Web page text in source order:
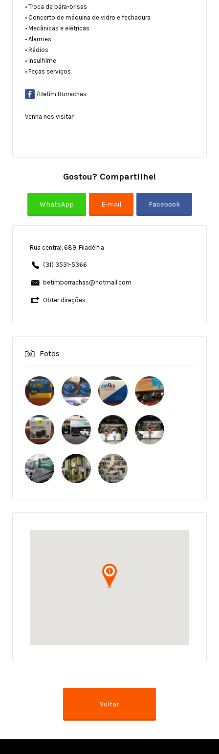
• Troca de pára-brisas
• Concerto de máquina de vidro e fechadura
• Mecânicas e elétricas
• Alarmes
• Rádios
• Insulfilme
• Peças serviços
/Betim Borrachas
Venha nos visitar!
Gostou? Compartilhe!
Rua central, 689, Filadélfia
(31) 3531-5366
betimborrachas@hotmail.com
Obter direções
Fotos